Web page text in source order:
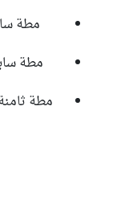
مطة
مطة
مطة